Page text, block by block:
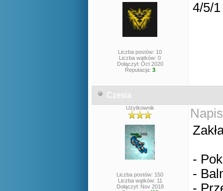
Liczba postów: 10
Liczba wątków: 0
Dołączył: Oct 2020
Reputacja: 3
4/5/
Czesia
Użytkownik
Liczba postów: 150
Liczba wątków: 11
Dołączył: Nov 2018
-
-
-